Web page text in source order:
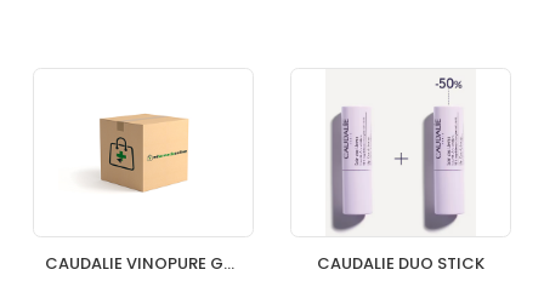
CAUDALIE VINOPURE GEL LIMPIADOR 150 ML CAUDALIE DUO STICK